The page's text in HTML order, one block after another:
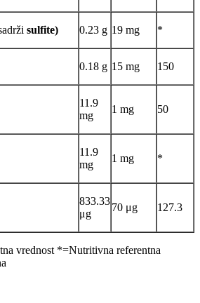
sulfite) 0.23 g 19 mg *
0.18 g 15 mg 150
11.9
mg
1 mg 50
11.9
mg
1 mg *
833.33
μg
70 μg 127.3
vrednost *=Nutritivna referentna